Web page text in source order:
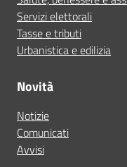
Servizi elettorali
Tasse e tributi
Urbanistica e edilizia
Novità
Notizie
Comunicati
Avvisi